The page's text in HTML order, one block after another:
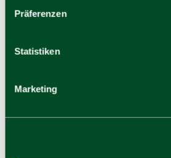
Präferenzen
Statistiken
Marketing
Facebook